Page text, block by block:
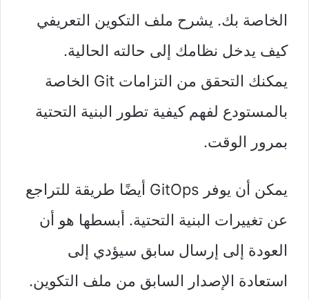
الخاصة بك. يشرح ملف التكوين التعريفي
كيف يدخل نظامك إلى حالته الحالية.
يمكنك التحقق من التزامات Git الخاصة
بالمستودع لفهم كيفية تطور البنية التحتية
بمرور الوقت.
يمكن أن يوفر GitOps أيضًا طريقة للتراجع
عن تغييرات البنية التحتية. أبسطها هو أن
العودة إلى إرسال سابق سيؤدي إلى
استعادة الإصدار السابق من ملف التكوين.